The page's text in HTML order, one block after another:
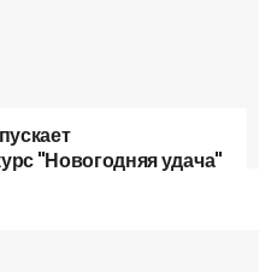
"Новогодняя удача"